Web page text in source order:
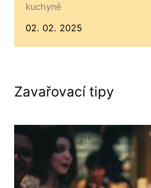
kuchyně
02. 02. 2025
Zavařovací tipy